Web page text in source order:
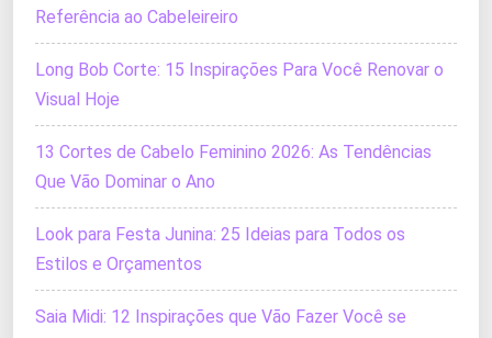
Referência ao Cabeleireiro
Long Bob Corte: 15 Inspirações Para Você Renovar o
Visual Hoje
13 Cortes de Cabelo Feminino 2026: As Tendências
Que Vão Dominar o Ano
Look para Festa Junina: 25 Ideias para Todos os
Estilos e Orçamentos
Saia Midi: 12 Inspirações que Vão Fazer Você se